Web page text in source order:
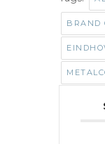
BRAND